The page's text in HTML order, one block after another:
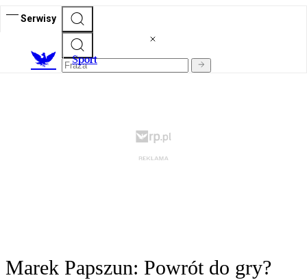
Serwisy
Sport
Marek Papszun: Powrót do gry?